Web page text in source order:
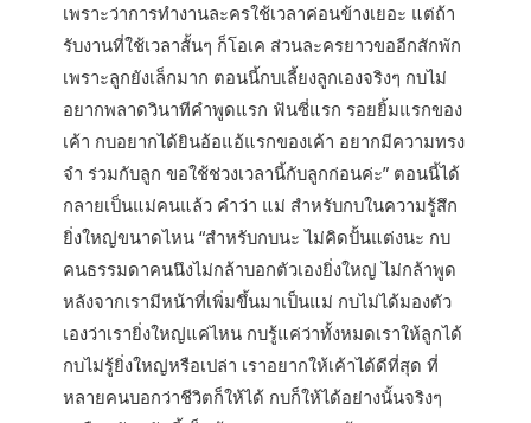
เพราะว่าการทำงานละครใช้เวลาค่อนข้างเยอะ แต่ถ้า
รับงานที่ใช้เวลาสั้นๆ ก็โอเค ส่วนละครยาวขออีกสักพัก
เพราะลูกยังเล็กมาก ตอนนี้กบเลี้ยงลูกเองจริงๆ กบไม่
อยากพลาดวินาทีคำพูดแรก ฟันซี่แรก รอยยิ้มแรกของ
เค้า กบอยากได้ยินอ้อแอ้แรกของเค้า อยากมีความทรง
จำ ร่วมกับลูก ขอใช้ช่วงเวลานี้กับลูกก่อนค่ะ” ตอนนี้ได้
กลายเป็นแม่คนแล้ว คำว่า แม่ สำหรับกบในความรู้สึก
ยิ่งใหญ่ขนาดไหน “สำหรับกบนะ ไม่คิดปั้นแต่งนะ กบ
คนธรรมดาคนนึงไม่กล้าบอกตัวเองยิ่งใหญ่ ไม่กล้าพูด
หลังจากเรามีหน้าที่เพิ่มขึ้นมาเป็นแม่ กบไม่ได้มองตัว
เองว่าเรายิ่งใหญ่แค่ไหน กบรู้แค่ว่าทั้งหมดเราให้ลูกได้
กบไม่รู้ยิ่งใหญ่หรือเปล่า เราอยากให้เค้าได้ดีที่สุด ที่
หลายคนบอกว่าชีวิตก็ให้ได้ กบก็ให้ได้อย่างนั้นจริงๆ